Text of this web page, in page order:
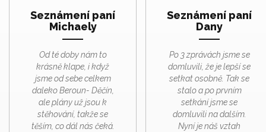
Seznámení paní
Michaely
Od té doby nám to
krásně klape, i když
jsme od sebe celkem
daleko Beroun- Děčín,
ale plány už jsou k
stěhování, takže se
těším, co dál nás čeká.
Seznámení paní
Dany
Po 3 zprávách jsme se
domluvili, že je lepší se
setkat osobně. Tak se
stalo a po prvním
setkání jsme se
domluvili na dalším.
Nyní je náš vztah